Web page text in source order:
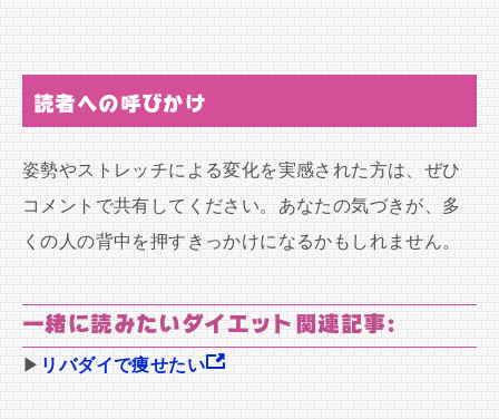
読者への呼びかけ
姿勢やストレッチによる変化を実感された方は、ぜひ
コメントで共有してください。あなたの気づきが、多
くの人の背中を押すきっかけになるかもしれません。
一緒に読みたいダイエット関連記事:
▶ リバダイで痩せたい